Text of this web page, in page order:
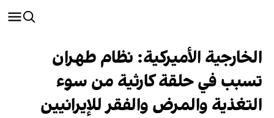
الخارجية الأميركية: نظام طهران
تسبب في حلقة كارثية من سوء
التغذية والمرض والفقر للإيرانيين